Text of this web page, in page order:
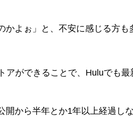
かよぉ」と、不安に感じる方
アができることで、Huluでも
開から半年とか1年以上経過し